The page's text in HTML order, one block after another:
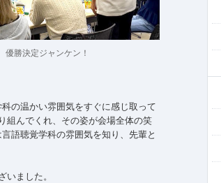
優勝決定ジャンケン！
の温かい雰囲気をすぐに感じ取って
組んでくれ、その姿が会場全体の笑
語聴覚学科の雰囲気を知り、先輩と
ました。